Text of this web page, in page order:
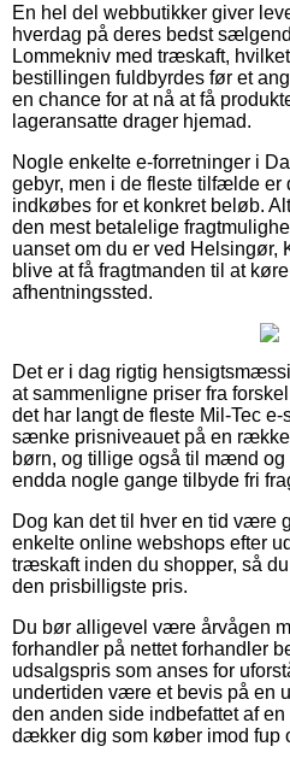
En hel del webbutikker giver
hverdag på deres bedst
Lommekniv med træskaft,
bestillingen fuldbyrdes før et
en chance for at nå at få
lageransatte drager hjemad.
Nogle enkelte e-forretninger i
gebyr, men i de fleste tilfælde er
indkøbes for et konkret beløb.
den mest betalelige
uanset om du er ved Helsingør,
blive at få fragtmanden til at
afhentningssted.
Det er i dag rigtig
at sammenligne priser fra
det har langt de fleste Mil-Tec
sænke prisniveauet på en række
børn, og tillige også til mænd og
endda nogle gange tilbyde fri
Dog kan det til hver en tid være
enkelte online webshops efter
træskaft inden du shopper, så
den prisbilligste pris.
Du bør alligevel være årvågen
forhandler på nettet forhandler
udsalgspris som anses for
undertiden være et bevis på en
den anden side indbefattet af
dækker dig som køber imod fup